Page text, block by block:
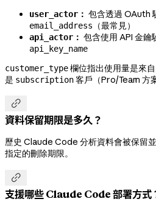
user_actor ： 包含透過 OAuth
email_address （最常見）
api_actor ： 包含使用 API 金鑰
api_key_name
customer_type欄位指出使用量是來自
是 subscription客戶（Pro/Team 方

資料保留期限是多久？
歷史 Claude Code 分析資料會被保留
指定的刪除期限。

支援哪些 Claude Code 部署方式